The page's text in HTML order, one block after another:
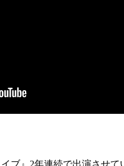
ブ』2年連続で出演させて